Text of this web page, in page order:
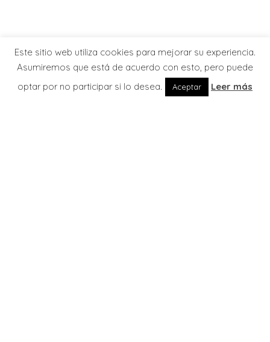
Este sitio web utiliza cookies para mejorar su experiencia.
Asumiremos que está de acuerdo con esto, pero puede
optar por no participar si lo desea.
Aceptar Leer más